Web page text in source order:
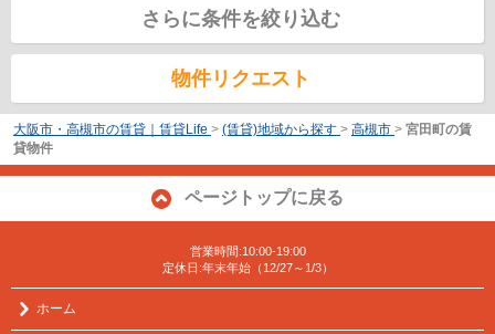
さらに条件を絞り込む
物件リクエスト
大阪市・高槻市の賃貸｜賃貸Life > (賃貸)地域から探す > 高槻市 > 宮田町の賃
貸物件
ページトップに戻る
営業時間:10:00-19:00
定休日:年末年始（12/27～1/3）
ホーム